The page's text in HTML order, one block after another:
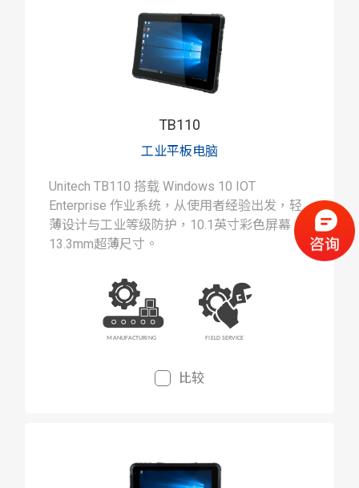
TB110
工业平板电脑
Unitech TB110 搭载 Windows 10 IOT
Enterprise 作业系统，从使用者经验出发，轻
薄设计与工业等级防护，10.1英寸彩色屏幕
13.3mm超薄尺寸。
比较